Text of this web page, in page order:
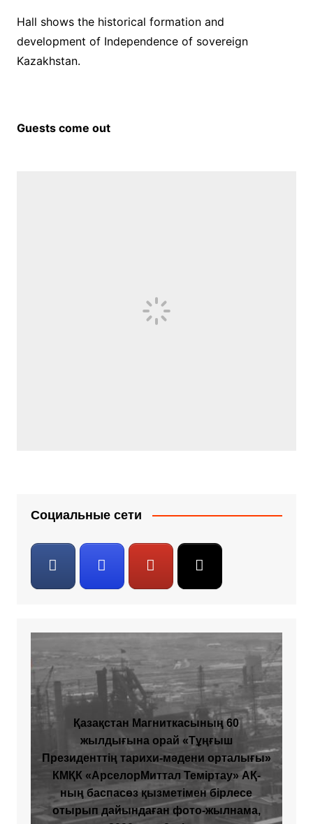
Hall shows the historical formation and
development of Independence of sovereign
Kazakhstan.
Guests come out
Социальные сети
Қазақстан Магниткасының 60
жылдығына орай «Тұңғыш
Президенттің тарихи-мәдени орталығы»
КМҚК «АрселорМиттал Теміртау» АҚ-
ның баспасөз қызметімен бірлесе
отырып дайындаған фото-жылнама,